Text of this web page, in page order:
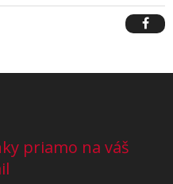
priamo na váš